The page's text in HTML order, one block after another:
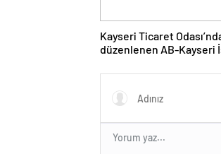
Kayseri Ticaret
düzenlenen AB-Kayseri
dijitalleşme vurgusu